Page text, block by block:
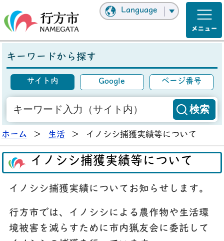
Language
キーワードから探す
サイト内 Google ページ番号
ホーム > 生活 > イノシシ捕獲実績等について
イノシシ捕獲実績等について
イノシシ捕獲実績についてお知らせします。
行方市では、イノシシによる農作物や生活環
境被害を減らすために市内猟友会に委託して